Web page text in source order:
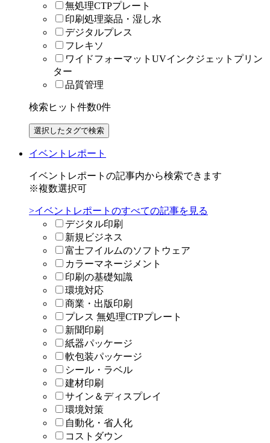
無処理CTPプレート
印刷処理薬品・湿し水
デジタルプレス
フレキソ
ワイドフォーマットUVインクジェットプリン
ター
品質管理
検索ヒット件数0件
イベントレポート
イベントレポートの記事内から検索できます
※複数選択可
>イベントレポートのすべての記事を見る
デジタル印刷
新規ビジネス
富士フイルムのソフトウェア
カラーマネージメント
印刷の基礎知識
環境対応
商業・出版印刷
プレス 無処理CTPプレート
新聞印刷
紙器パッケージ
軟包装パッケージ
シール・ラベル
建材印刷
サイン＆ディスプレイ
環境対策
自動化・省人化
コストダウン